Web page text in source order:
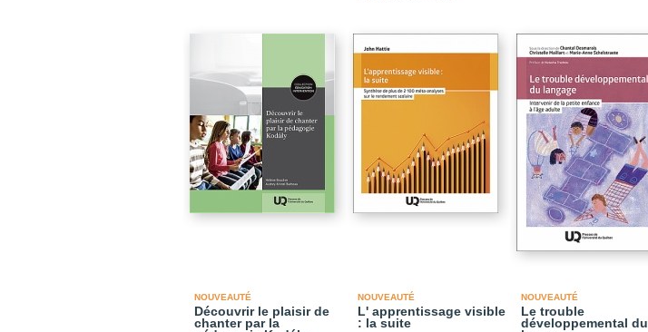
NOUVEAUTÉ
Découvrir le plaisir de
chanter par la
NOUVEAUTÉ
L' apprentissage visible
: la suite
NOUVEAUTÉ
Le trouble
développemental du